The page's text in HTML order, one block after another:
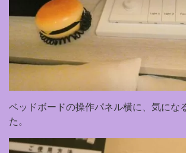
ベッドボードの操作パネル横に、気にな
た。